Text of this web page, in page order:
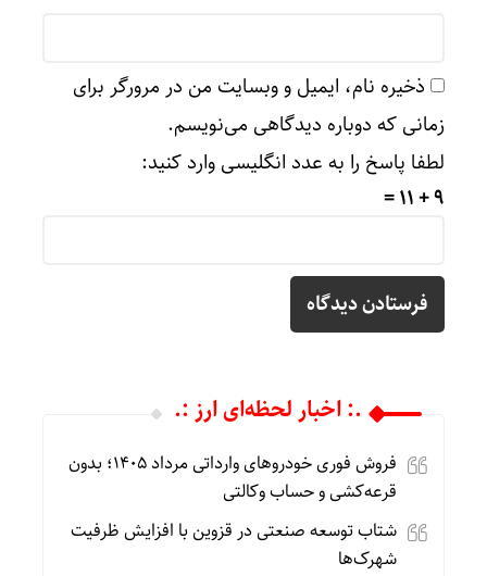
ذخیره نام، ایمیل و وبسایت من در مرورگر برای
زمانی که دوباره دیدگاهی می‌نویسم.
لطفا پاسخ را به عدد انگلیسی وارد کنید:
9 + 11 =
.: اخبار لحظه‌ای ارز :.
فروش فوری خودروهای وارداتی مرداد ۱۴۰۵؛ بدون
قرعه‌کشی و حساب وکالتی
شتاب توسعه صنعتی در قزوین با افزایش ظرفیت
شهرک‌ها